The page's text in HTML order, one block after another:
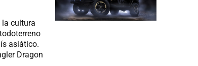
la cultura
asiático.
Dragon